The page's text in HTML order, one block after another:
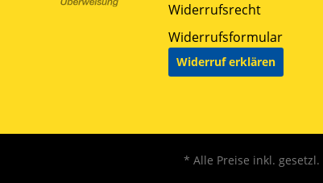
Widerrufsrecht
Widerrufsformular
Widerruf erklären
* Alle Preise inkl.